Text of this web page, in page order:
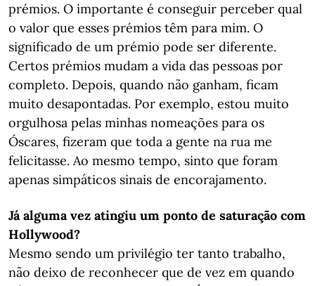
prémios. O importante é conseguir perceber qual
o valor que esses prémios têm para mim. O
significado de um prémio pode ser diferente.
Certos prémios mudam a vida das pessoas por
completo. Depois, quando não ganham, ficam
muito desapontadas. Por exemplo, estou muito
orgulhosa pelas minhas nomeações para os
Óscares, fizeram que toda a gente na rua me
felicitasse. Ao mesmo tempo, sinto que foram
apenas simpáticos sinais de encorajamento.
Já alguma vez atingiu um ponto de saturação com
Hollywood?
Mesmo sendo um privilégio ter tanto trabalho,
não deixo de reconhecer que de vez em quando